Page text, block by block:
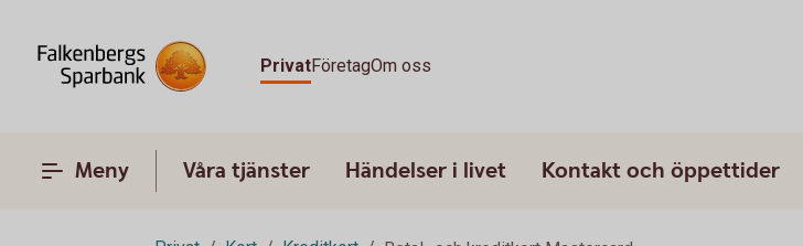
PrivatFöretagOm oss
Meny Våra tjänster Händelser i livet Kontakt och öppettider